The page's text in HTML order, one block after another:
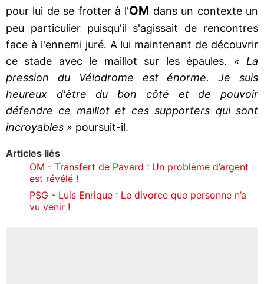
pour lui de se frotter à l'OM dans un contexte un
peu particulier puisqu'il s'agissait de rencontres
face à l'ennemi juré. A lui maintenant de découvrir
ce stade avec le maillot sur les épaules. « La
pression du Vélodrome est énorme. Je suis
heureux d'être du bon côté et de pouvoir
défendre ce maillot et ces supporters qui sont
incroyables » poursuit-il.
Articles liés
OM - Transfert de Pavard : Un problème d’argent
est révélé !
PSG - Luis Enrique : Le divorce que personne n’a
vu venir !